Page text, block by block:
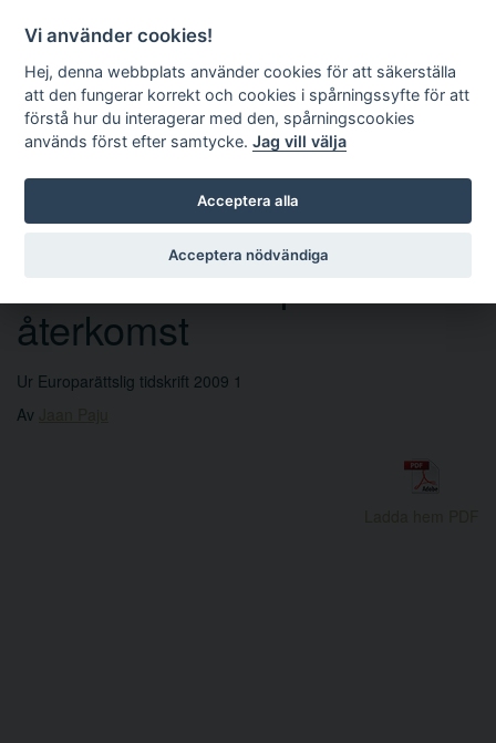
Sök
återkomst
Ur Europarättslig tidskrift 2009 1
Av
Vi använder cookies!
Hej, denna webbplats använder cookies för att säkerställa
att den fungerar korrekt och cookies i spårningssyfte för att
förstå hur du interagerar med den, spårningscookies
används först efter samtycke.Jag vill välja
Acceptera alla
Acceptera nödvändiga